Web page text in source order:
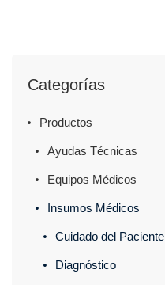
Categorías
Productos
Ayudas Técnicas
Equipos Médicos
Insumos Médicos
Cuidado del Paciente
Diagnóstico